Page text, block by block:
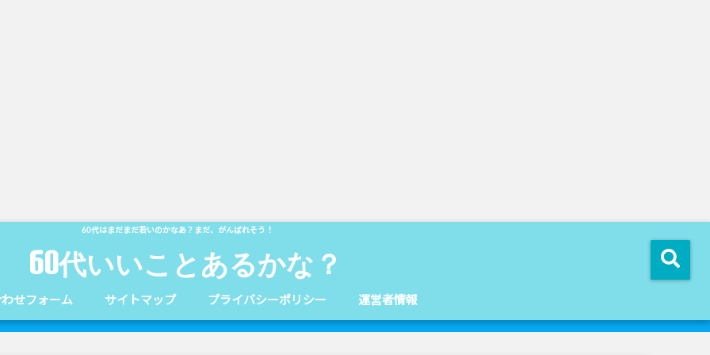
60代はまだまだ若いのかなあ？まだ、がんばれそう！
60代いいことあるかな？
せフォーム サイトマップ プライバシーポリシー 運営者情報